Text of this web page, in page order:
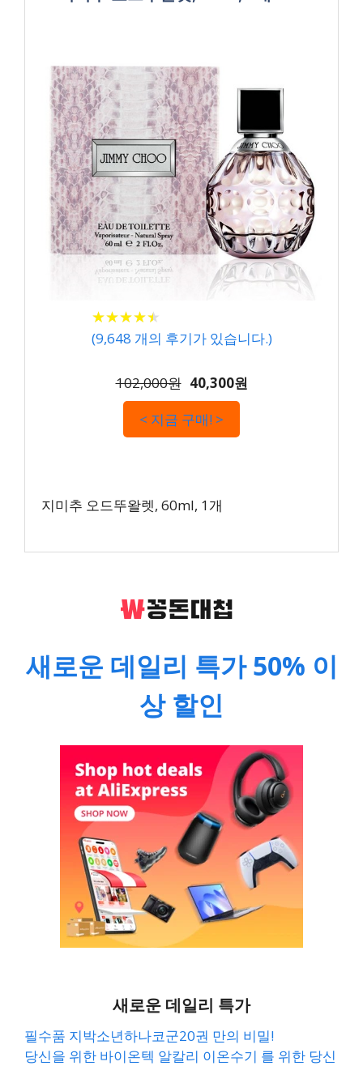
★★★★★
★★★★★
(9,648 개의 후기가 있습니다.)
102,000원 40,300원
< 지금 구매! >
지미추 오드뚜왈렛, 60ml, 1개
새로운 데일리 특가 50% 이
상 할인
새로운 데일리 특가
필수품 지박소년하나코군20권 만의 비밀!
당신을 위한 바이온텍 알칼리 이온수기 를 위한 당신